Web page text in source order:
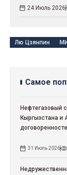
24 Июль 2026
Лю Цзянпин
Самое
Нефтегазовый
Кыргызстана и
31 Июль 2026